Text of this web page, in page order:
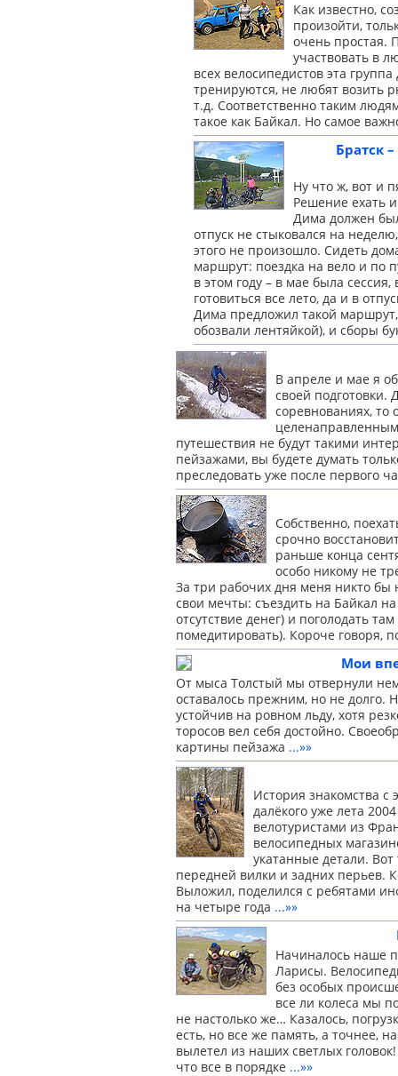
Как известно,
произойти,
очень простая.
участвовать в
всех велосипедистов эта
тренируются, не любят возить
т.д. Соответственно таким
такое как Байкал. Но самое
Братск
Ну что ж, вот и
Решение ехать
Дима должен
отпуск не стыковался на
этого не произошло. Сидеть
маршрут: поездка на вело и по
в этом году – в мае была
готовиться все лето, да и в
Дима предложил такой
обозвали лентяйкой), и сборы
В апреле и мае я
своей
соревнованиях, то
путешествия не будут такими
пейзажами, вы будете думать
преследовать уже после первого
Собственно,
срочно
раньше конца
особо никому не
За три рабочих дня меня никто бы
свои мечты: съездить на Байкал
отсутствие денег) и поголодать
помедитировать). Короче говоря,
Мои
От мыса Толстый мы отвернули
оставалось прежним, но не долго.
устойчив на ровном льду, хотя
торосов вел себя достойно.
картины пейзажа ...»»
История знакомства
далёкого уже лета
велотуристами из
велосипедных
укатанные детали.
передней вилки и задних перьев.
Выложил, поделился с ребятами
на четыре года ...»»
Начиналось наше
Ларисы.
без особых
все ли колеса мы
не настолько же… Казалось,
есть, но все же память, а точнее,
вылетел из наших светлых
что все в порядке ...»»